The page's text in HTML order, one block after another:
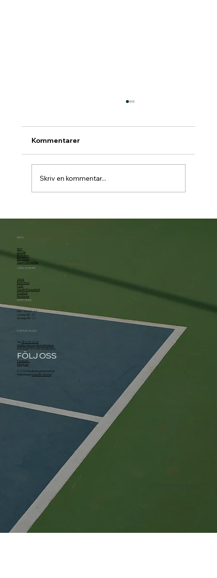
Kommentarer
Skriv en kommentar...
MENY
Hem
Om Oss
Bli Medlem
Boka Bana
Öppettider & priser
VÅRA SPORTER
Tennis
Badminton
Padel
Squash/Racquetball
Pickleball
Bordtennis
ÖPPETTIDER
Mån - Fre: 07 - 22
Lördag: 08 - 21
Söndag: 08 - 22
KONTAKTA OSS
Tel. 08-628 20 29
info@sundbybergstennisklubb.se
Örsvängen 10, 174 51 Sundbyberg
FÖLJ OSS
Facebook
Instagram
© 2026 Sundbybergs Rackethall
WebbdesignDavid Åhr Törnros